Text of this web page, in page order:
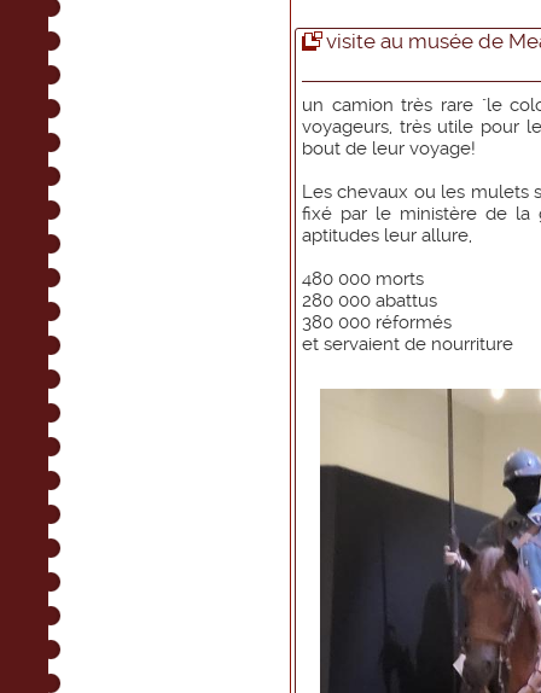
visite au musée de
un camion très rare "le
voyageurs, très utile pour
bout de leur voyage!
Les chevaux ou les mulets
fixé par le ministère de la
aptitudes leur allure,
480 000 morts
280 000 abattus
380 000 réformés
et servaient de nourriture